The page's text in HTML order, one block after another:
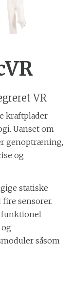
VR
kraftplader
Uanset om
genoptræning,
og
statiske
sensorer.
funktionel
såsom